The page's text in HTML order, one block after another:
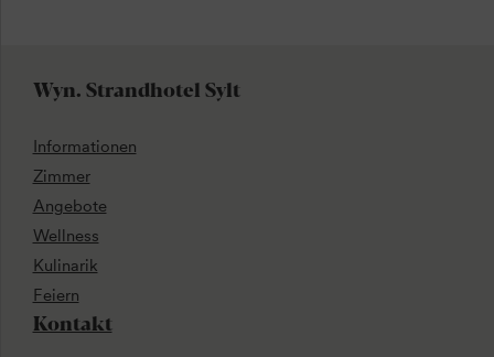
Wyn. Strandhotel Sylt
Informationen
Zimmer
Angebote
Wellness
Kulinarik
Feiern
Kontakt